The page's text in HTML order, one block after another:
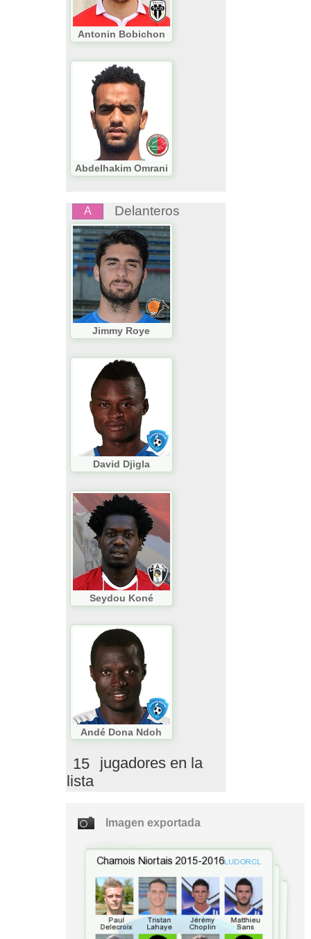
Antonin Bobichon
Abdelhakim Omrani
A Delanteros
Jimmy Roye
David Djigla
Seydou Koné
Andé Dona Ndoh
15
jugadores en la
lista
Imagen exportada